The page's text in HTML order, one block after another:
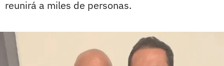
reunirá a miles de personas.